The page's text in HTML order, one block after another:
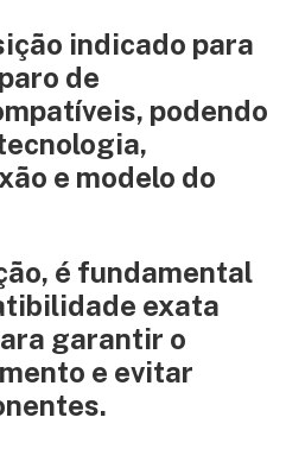
indicado para
de
podendo
e modelo do
é fundamental
exata
garantir o
e evitar